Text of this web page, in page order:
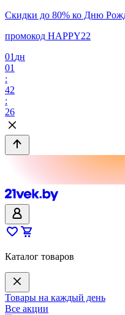
Скидки до 80% ко Дню
промокод HAPPY22
01 дн
01
:
42
:
26
Каталог товаров
Товары на каждый день
Все акции